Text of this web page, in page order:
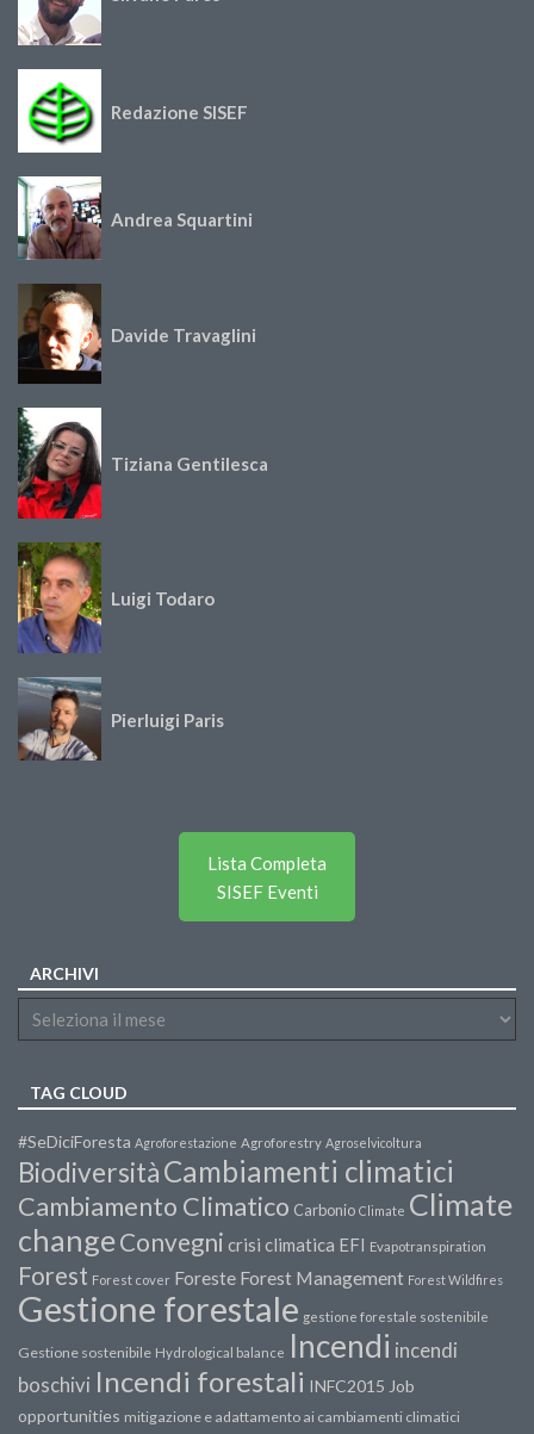
Redazione SISEF
Andrea Squartini
Davide Travaglini
Tiziana Gentilesca
Luigi Todaro
Pierluigi Paris
Lista Completa
SISEF Eventi
ARCHIVI
TAG CLOUD
#SeDiciForesta Agroforestazione Agroforestry Agroselvicoltura
BiodiversitàCambiamenti climatici
Cambiamento Climatico Carbonio Climate Climate
changeConvegni crisi climatica EFI Evapotranspiration
Forest Forest cover Foreste Forest Management Forest Wildfires
Gestione forestale gestione forestale sostenibile
Gestione sostenibile Hydrological balance Incendi incendi
boschivi Incendi forestali INFC2015 Job
opportunities mitigazione e adattamento ai cambiamenti climatici